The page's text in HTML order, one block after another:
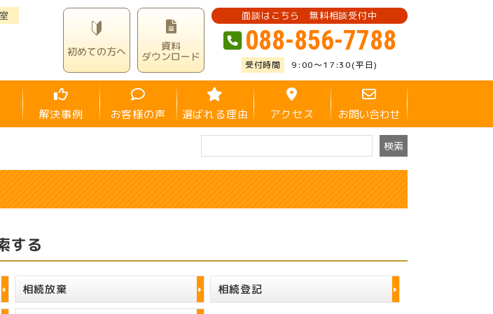
初めての方へ 資料
ダウンロード
面談はこちら 無料相談受付中
088-856-7788
9:00～17:30(平日)
解決事例 お客様の声 選ばれる理由 アクセス お問い合わせ
する
相続放棄 相続登記